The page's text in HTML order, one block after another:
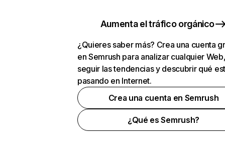
Aumenta el tráfico orgánico
¿Quieres saber más? Crea una cuenta
en Semrush para analizar cualquier
seguir las tendencias y descubrir qué
pasando en Internet.
Crea una cuenta en Semrush
¿Qué es Semrush?